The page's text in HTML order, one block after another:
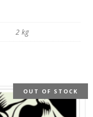
2 kg
OUT OF STOCK